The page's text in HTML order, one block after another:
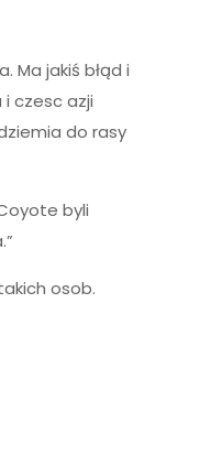
Ma jakiś błąd i
czesc azji
do rasy
byli
osob.